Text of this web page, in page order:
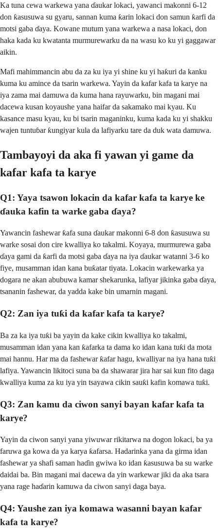
Ka tuna cewa warkewa yana ɗaukar lokaci, yawanci makonni 6-12
don ƙasusuwa su gyaru, sannan kuma ƙarin lokaci don samun ƙarfi da
motsi gaba ɗaya. Kowane mutum yana warkewa a nasa lokaci, don
haka kada ku kwatanta murmurewarku da na wasu ko ku yi gaggawar
aikin.
Mafi mahimmancin abu da za ku iya yi shine ku yi haƙuri da kanku
kuma ku amince da tsarin warkewa. Yayin da kafar kafa ta karye na
iya zama mai damuwa da kuma hana rayuwarku, bin magani mai
dacewa kusan koyaushe yana haifar da sakamako mai kyau. Ku
kasance masu kyau, ku bi tsarin maganinku, kuma kada ku yi shakku
wajen tuntuɓar ƙungiyar kula da lafiyarku tare da duk wata damuwa.
Tambayoyi da aka fi yawan yi game da
kafar kafa ta karye
Q1: Yaya tsawon lokacin da kafar kafa ta karye ke
ɗauka kafin ta warke gaba ɗaya?
Yawancin fashewar ƙafa suna ɗaukar makonni 6-8 don ƙasusuwa su
warke sosai don cire kwalliya ko takalmi. Koyaya, murmurewa gaba
ɗaya gami da ƙarfi da motsi gaba ɗaya na iya ɗaukar watanni 3-6 ko
fiye, musamman idan kana buƙatar tiyata. Lokacin warkewarka ya
dogara ne akan abubuwa kamar shekarunka, lafiyar jikinka gaba ɗaya,
tsananin fashewar, da yadda kake bin umarnin magani.
Q2: Zan iya tuƙi da kafar kafa ta karye?
Ba za ka iya tuƙi ba yayin da kake cikin kwalliya ko takalmi,
musamman idan yana kan ƙafarka ta dama ko idan kana tuƙi da mota
mai hannu. Har ma da fashewar ƙafar hagu, kwalliyar na iya hana tuƙi
lafiya. Yawancin likitoci suna ba da shawarar jira har sai kun fito daga
kwalliya kuma za ku iya yin tsayawa cikin sauƙi kafin komawa tuƙi.
Q3: Zan kamu da ciwon sanyi bayan kafar kafa ta
karye?
Yayin da ciwon sanyi yana yiwuwar rikitarwa na dogon lokaci, ba ya
faruwa ga kowa da ya karya ƙafarsa. Hadarinka yana da girma idan
fashewar ya shafi saman haɗin gwiwa ko idan ƙasusuwa ba su warke
daidai ba. Bin magani mai dacewa da yin warkewar jiki da aka tsara
yana rage haɗarin kamuwa da ciwon sanyi daga baya.
Q4: Yaushe zan iya komawa wasanni bayan kafar
kafa ta karye?